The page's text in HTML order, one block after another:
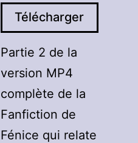
Télécharger
Partie 2 de la
version MP4
complète de la
Fanfiction de
Fénice qui relate